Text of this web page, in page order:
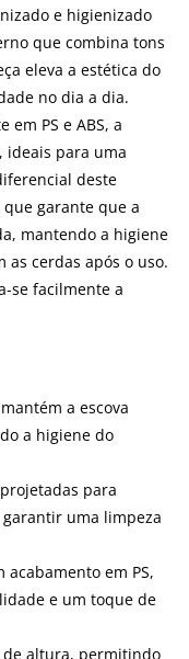
e higienizado
que combina tons
eleva a estética do
no dia a dia.
PS e ABS, a
ideais para uma
deste
garante que a
mantendo a higiene
as cerdas após o uso.
se facilmente a
a escova
a higiene do
para
uma limpeza
acabamento em PS,
e um toque de
de altura, permitindo